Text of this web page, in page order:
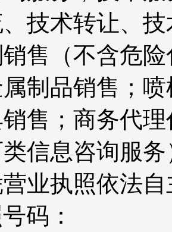
技术转让、
售（不含危
制品销售；
售；商务代
信息咨询服
业执照依法
码：